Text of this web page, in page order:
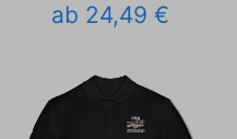
ab 24,49 €